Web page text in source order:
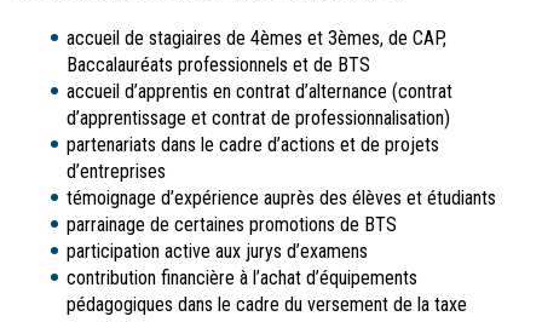
accueil de stagiaires de 4èmes et 3èmes, de CAP,
Baccalauréats professionnels et de BTS
accueil d’apprentis en contrat d’alternance (contrat
d’apprentissage et contrat de professionnalisation)
partenariats dans le cadre d’actions et de projets
d’entreprises
témoignage d’expérience auprès des élèves et étudiants
parrainage de certaines promotions de BTS
participation active aux jurys d’examens
contribution financière à l’achat d’équipements
pédagogiques dans le cadre du versement de la taxe